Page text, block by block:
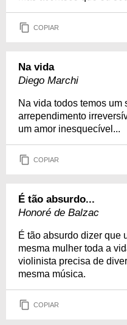
COPIAR
Na vida
Diego Marchi
Na vida todos temos
arrependimento
um amor inesquecível...
COPIAR
É tão absurdo...
Honoré de Balzac
É tão absurdo dizer que
mesma mulher toda a
violinista precisa de
mesma música.
COPIAR